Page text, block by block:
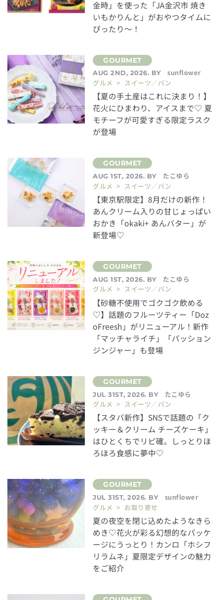
金時」を使った「JA金沢市 焼き
いもかりんと」がおやつタイムに
ぴったり～！
AUG 2ND, 2026. BY
sunflower
グルメ > スイーツ／パン
【夏の手土産はこれに決まり！】
花火にひまわり、アイスまで♡ 夏
モチーフが可愛すぎる限定ラスク
が登場
AUG 1ST, 2026. BY
たこゆら
グルメ > スイーツ／パン
【東京駅限定】8月だけの新作！
あんクリーム入りの甘じょっぱい
おかき「okaki+ あんバター」が
新登場♡
AUG 1ST, 2026. BY
たこゆら
グルメ > スイーツ／パン
【砂糖不使用でゴクゴク飲める
♡】話題のフルーツティー「Doz
oFreesh」がリニューアル！新作
「マッチャライチ」「パッション
ジンジャー」も登場
JUL 31ST, 2026. BY
たこゆら
グルメ > スイーツ／パン
【スタバ新作】SNSで話題の「ク
ッキー＆クリーム チーズケーキ」
はひとくちでリピ確。しっとりほ
ろほろ食感に夢中♡
JUL 31ST, 2026. BY
sunflower
グルメ > お取り寄せ
夏の夜空を閉じ込めたようなきら
めき♡花火が彩る幻想的なパッケ
ージにうっとり！カンロ「ホシフ
リラムネ」夏限定デザインの魅力
をご紹介